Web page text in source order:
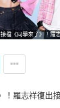
接檔《同學來了》！羅